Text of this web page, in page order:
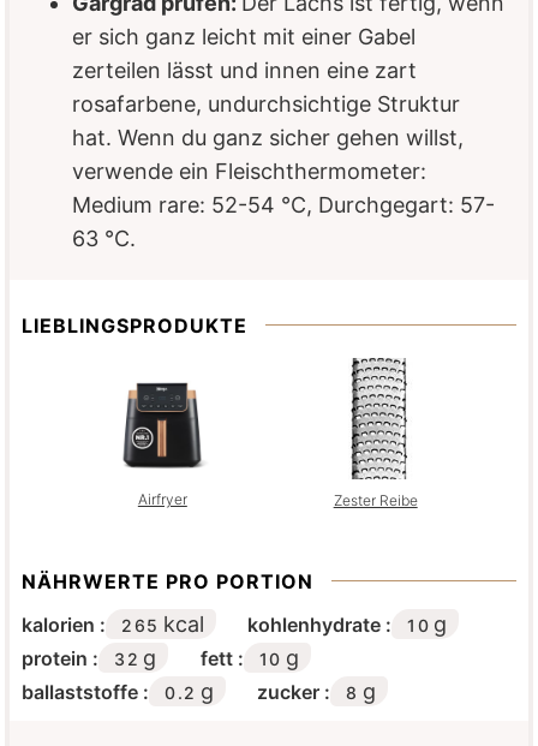
er sich ganz leicht mit einer Gabel
zerteilen lässt und innen eine zart
rosafarbene, undurchsichtige Struktur
hat. Wenn du ganz sicher gehen willst,
verwende ein Fleischthermometer:
Medium rare: 52-54 °C, Durchgegart: 57-
63 °C.
LIEBLINGSPRODUKTE
Airfryer Zester Reibe
NÄHRWERTE PRO PORTION
kalorien :
265 kcal kohlenhydrate : 10 g
protein : 32 g fett : 10 g
ballaststoffe : 0.2 g zucker : 8 g